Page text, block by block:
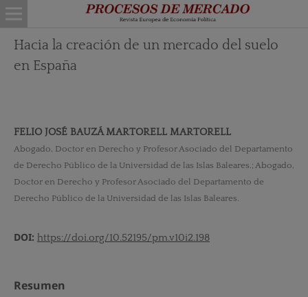
Hacia la creación de un mercado del suelo
en España
FELIO JOSÉ BAUZÁ MARTORELL MARTORELL
Abogado, Doctor en Derecho y Profesor Asociado del Departamento
de Derecho Público de la Universidad de las Islas Baleares.; Abogado,
Doctor en Derecho y Profesor Asociado del Departamento de
Derecho Público de la Universidad de las Islas Baleares.
DOI: https://doi.org/10.52195/pm.v10i2.198
Resumen